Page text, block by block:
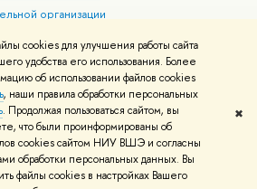
cookies для улучшения работы сайта
удобства его использования. Более
об использовании файлов cookies
, наши правила обработки персональных
. Продолжая пользоваться сайтом, вы
что были проинформированы об
cookies сайтом НИУ ВШЭ и согласны
обработки персональных данных. Вы
файлы cookies в настройках Вашего
✖
организации
здоровья
Адреса и контакты Условия использования
Карта сайта
разработаны вШколе дизайна НИУ ВШЭ